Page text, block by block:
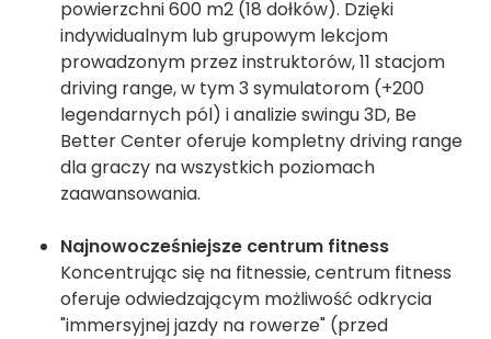
powierzchni 600 m2 (18 dołków). Dzięki
indywidualnym lub grupowym lekcjom
prowadzonym przez instruktorów, 11 stacjom
driving range, w tym 3 symulatorom (+200
legendarnych pól) i analizie swingu 3D, Be
Better Center oferuje kompletny driving range
dla graczy na wszystkich poziomach
zaawansowania.
Najnowocześniejsze centrum fitness
Koncentrując się na fitnessie, centrum fitness
oferuje odwiedzającym możliwość odkrycia
"immersyjnej jazdy na rowerze" (przed